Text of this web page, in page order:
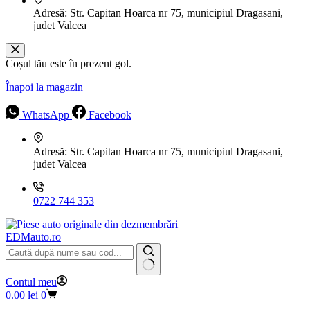
Adresă: Str. Capitan Hoarca nr 75, municipiul Dragasani,
judet Valcea
Coșul tău este în prezent gol.
Înapoi la magazin
WhatsApp Facebook
Adresă: Str. Capitan Hoarca nr 75, municipiul Dragasani,
judet Valcea
0722 744 353
EDMauto.ro
Niciun
rezultat
Contul meu
Coș
0.00 lei 0